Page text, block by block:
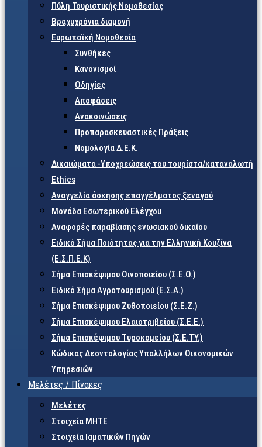
Πύλη Τουριστικής Νομοθεσίας
Βραχυχρόνια διαμονή
Ευρωπαϊκή Νομοθεσία
Συνθήκες
Κανονισμοί
Οδηγίες
Αποφάσεις
Ανακοινώσεις
Προπαρασκευαστικές Πράξεις
Νομολογία Δ.Ε.Κ.
Δικαιώματα -Υποχρεώσεις του τουρίστα/καταναλωτή
Ethics
Αναγγελία άσκησης επαγγέλματος ξεναγού
Μονάδα Εσωτερικού Ελέγχου
Αναφορές παραβίασης ενωσιακού δικαίου
Ειδικό Σήμα Ποιότητας για την Ελληνική Κουζίνα
(Ε.Σ.Π.Ε.Κ)
Σήμα Επισκέψιμου Οινοποιείου (Σ.Ε.Ο.)
Ειδικό Σήμα Αγροτουρισμού (Ε.Σ.Α.)
Σήμα Επισκέψιμου Ζυθοποιείου (Σ.Ε.Ζ.)
Σήμα Επισκέψιμου Ελαιοτριβείου (Σ.Ε.Ε.)
Σήμα Επισκέψιμου Τυροκομείου (Σ.Ε.TY.)
Κώδικας Δεοντολογίας Υπαλλήλων Οικονομικών
Υπηρεσιών
Μελέτες / Πίνακες
Μελέτες
Στοιχεία ΜΗΤΕ
Στοιχεία Ιαματικών Πηγών